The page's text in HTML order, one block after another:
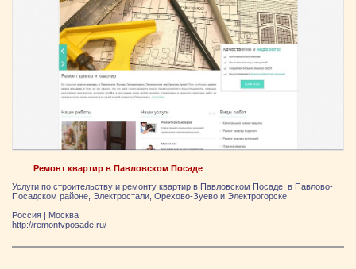
Ремонт квартир в Павловском Посаде
Услуги по строительству и ремонту квартир в Павловском Посаде, в Павлово-
Посадском районе, Электростали, Орехово-Зуево и Электрогорске.
Россия | Москва
http://remontvposade.ru/